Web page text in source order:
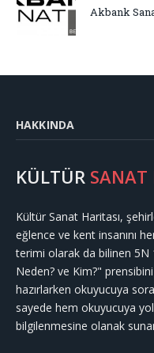
Akbank
HAKKINDA
KÜLTÜR SANAT
Kültür Sanat Haritası,
eğlence ve kent insanını
terimi olarak da bilinen 5N
Neden? ve Kim?"
hazırlarken okuyucuya
sayede hem okuyucuya
bilgilenmesine olanak